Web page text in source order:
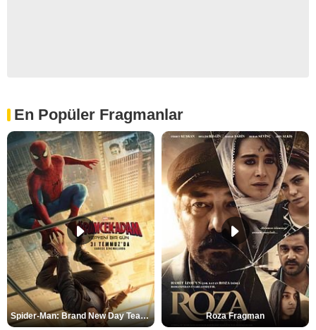
En Popüler Fragmanlar
Spider-Man: Brand New Day Teaser Roza Fragman